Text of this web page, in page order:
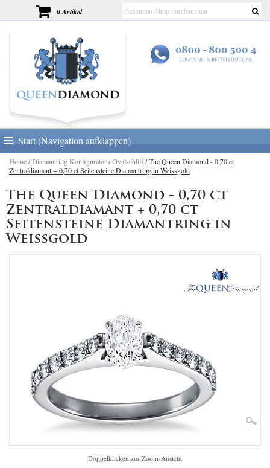
0 Artikel
Start (Navigation aufklappen)
Home/Diamantring Konfigurator/Ovalschliff/The Queen Diamond - 0,70 ct
Zentraldiamant + 0,70 ct Seitensteine Diamantring in Weissgold
The Queen Diamond - 0,70 ct
Zentraldiamant + 0,70 ct
Seitensteine Diamantring in
Weissgold
Zoom
Doppelklicken zur Zoom-Ansicht